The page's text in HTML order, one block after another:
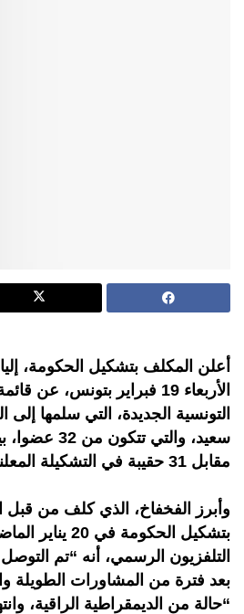
أعلن المكلف بتشكيل الحكومة،
الأربعاء 19 فبراير بتونس،
التونسية الجديدة، التي سلمها
سعيد، والتي
مقابل 31 حقيبة في التشكيلة المعلنة السبت الماضي.
وأبرز الفخفاخ، الذي كلف من
بتشكيل الحكومة
التلفزيون الرسمي، أنه “تم
بعد فترة من المشاورات الطويلة
“حالة من الديمقراطية الراقية،